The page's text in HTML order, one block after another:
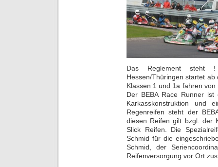
Das Reglement steht
Hessen/Thüringen startet ab
Klassen 1 und 1a fahren von
Der BEBA Race Runner
Karkasskonstruktion und
Regenreifen steht der
diesen Reifen gilt bzgl. der
Slick Reifen. Die
Schmid für die
Schmid, der
Reifenversorgung vor Ort